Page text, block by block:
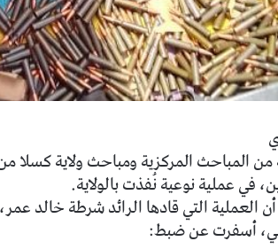
المباحث المركزية ومباحث ولاية كسلا
في عملية نوعية نُفذت بالولاية.
التي قادها الرائد شرطة خالد
أسفرت عن ضبط: